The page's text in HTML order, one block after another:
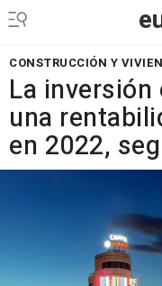
CONSTRUCCIÓN Y
La
una
en 2022,